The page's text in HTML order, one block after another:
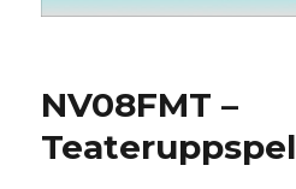
NV08FMT –